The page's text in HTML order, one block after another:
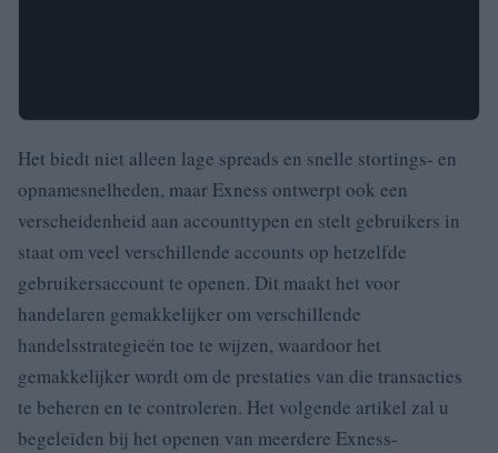
Het biedt niet alleen lage spreads en snelle stortings- en
opnamesnelheden, maar Exness ontwerpt ook een
verscheidenheid aan accounttypen en stelt gebruikers in
staat om veel verschillende accounts op hetzelfde
gebruikersaccount te openen. Dit maakt het voor
handelaren gemakkelijker om verschillende
handelsstrategieën toe te wijzen, waardoor het
gemakkelijker wordt om de prestaties van die transacties
te beheren en te controleren. Het volgende artikel zal u
begeleiden bij het openen van meerdere Exness-